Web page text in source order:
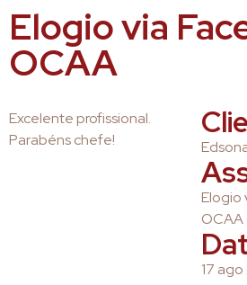
Elogio via
OCAA
Excelente profissional.
Parabéns chefe!
Elogio
OCAA
17 ago